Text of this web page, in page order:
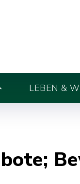
LEBEN &